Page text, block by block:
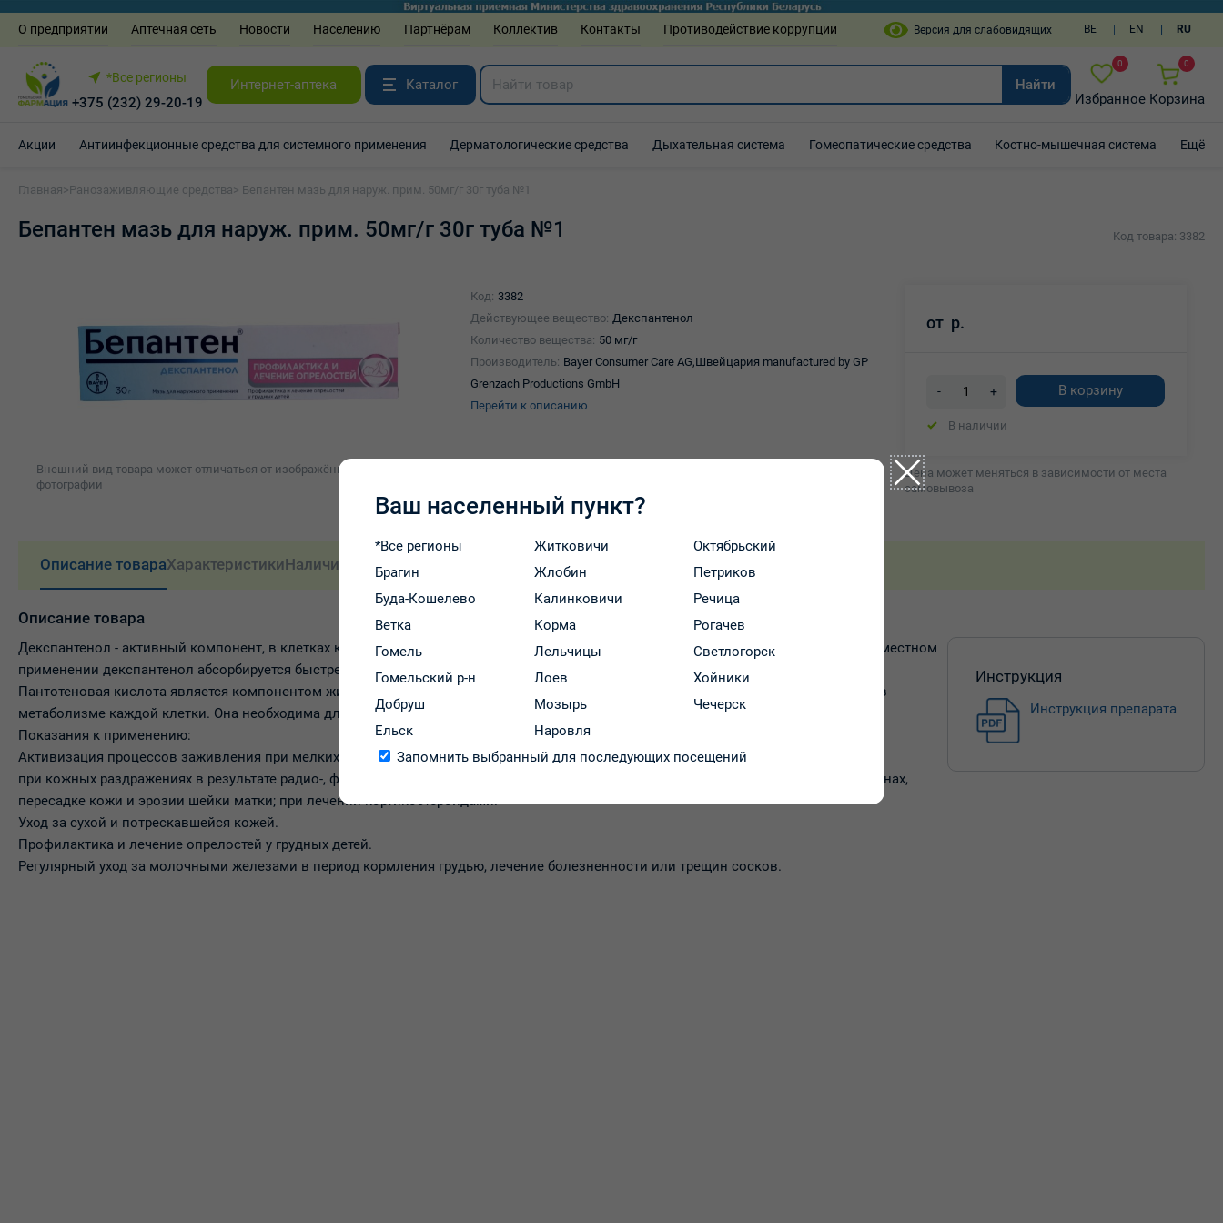
О предприятии Аптечная сеть Новости Населению Партнёрам Коллектив Контакты Противодействие коррупции BE EN RU
*Все регионы
+375 (232) 29-20-19
Интернет-аптека Каталог Найти
0
Избранное
0
Корзина
Акции Антиинфекционные средства для системного применения Дерматологические средства Дыхательная система Гомеопатические средства Костно-мышечная система Ещё
Главная >Ранозаживляющие средства > Бепантен мазь для наруж. прим. 50мг/г 30г туба №1
Бепантен мазь для наруж. прим. 50мг/г 30г туба №1 Код товара: 3382
Внешний вид товара может отличаться от изображённого на
фотографии
Код: 3382
Действующее вещество: Декспантенол
Количество вещества: 50 мг/г
Производитель: Bayer Consumer Care AG,Швейцария manufactured by GP
Grenzach Productions GmbH
Перейти к описанию
от р.
- + В корзину
В наличии
Цена может меняться в зависимости от места
самовывоза
Описание товараХарактеристикиНаличие и цены Оплата и доставка
Описание товара
Инструкция
Инструкция препарата
Декспантенол - активный компонент, в клетках кожи быстро превращается в пантотеновую кислоту и действует как витамин. При местном
применении декспантенол абсорбируется быстрее, чем пантотеновая кислота.
Пантотеновая кислота является компонентом жизненно важного коэнзима А, в виде ацетилкоэнзима А играет центральную роль в
метаболизме каждой клетки. Она необходима для образования эпителия и заживления повреждений кожи и слизистых оболочек.
Показания к применению:
Активизация процессов заживления при мелких повреждениях кожи: легких ожогах и ссадинах;
при кожных раздражениях в результате радио-, фототерапии или УФ-излучения; при хронических язвах, пролежнях, анальных трещинах,
пересадке кожи и эрозии шейки матки; при лечении кортикостероидами.
Уход за сухой и потрескавшейся кожей.
Профилактика и лечение опрелостей у грудных детей.
Регулярный уход за молочными железами в период кормления грудью, лечение болезненности или трещин сосков.
Ваш населенный пункт?
*Все регионы
Брагин
Буда-Кошелево
Ветка
Гомель
Гомельский р-н
Добруш
Ельск
Житковичи
Жлобин
Калинковичи
Корма
Лельчицы
Лоев
Мозырь
Наровля
Октябрьский
Петриков
Речица
Рогачев
Светлогорск
Хойники
Чечерск
Запомнить выбранный для последующих посещений